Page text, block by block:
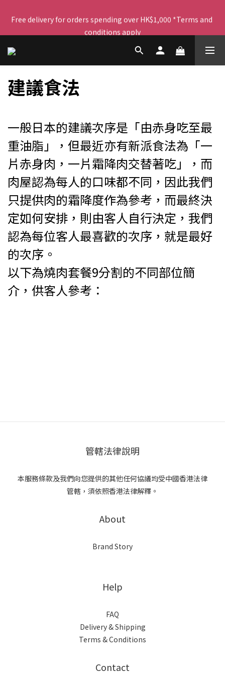
每晚23:59截單，立即下單！
Free delivery for orders spending over HK$1,000 *Terms and
conditions apply
Become a member to enjoy exclusive offers!!
每晚23:59截單，立即下單！
建議食法
一般日本的建議次序是「由赤身吃至最
重油脂」，但最近亦有新派食法為「一
片赤身肉，一片霜降肉交替著吃」，而
肉屋認為每人的口味都不同，因此我們
只提供肉的霜降度作為參考，而最終決
定如何安排，則由客人自行決定，我們
認為每位客人最喜歡的次序，就是最好
的次序。
以下為燒肉套餐9分割的不同部位簡
介，供客人參考：
管轄法律說明
本服務條款及我們向您提供的其他任何協議均受中國香港法律
管轄，須依照香港法律解釋。
About
Brand Story
Help
FAQ
Delivery & Shipping
Terms & Conditions
Contact